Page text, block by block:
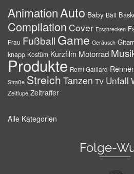
AnimationAuto Baby Ball
Compilation Cover Erschrecken
Frau Fußball Game Geräusch
knapp Kostüm Kurzfilm Motorrad
Produkte Remi Gaillard
Straße Streich Tanzen TV Unfall
Zeitlupe Zeitraffer
Alle Kategorien
Folge-